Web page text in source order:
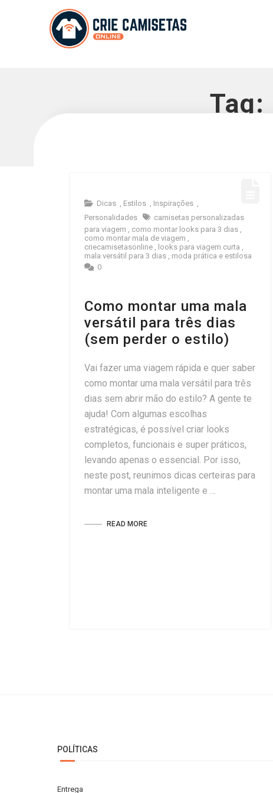
Tag:
Dicas , Estilos , Inspirações ,
Personalidades
camisetas personalizadas
para viagem , como montar looks para 3 dias ,
como montar mala de viagem ,
criecamisetasonline , looks para viagem curta ,
mala versátil para 3 dias , moda prática e estilosa
0
Como montar uma mala
versátil para três dias
(sem perder o estilo)
Vai fazer uma viagem rápida e quer saber
como montar uma mala versátil para três
dias sem abrir mão do estilo? A gente te
ajuda! Com algumas escolhas
estratégicas, é possível criar looks
completos, funcionais e super práticos,
levando apenas o essencial. Por isso,
neste post, reunimos dicas certeiras para
montar uma mala inteligente e …
READ MORE
POLÍTICAS
Entrega